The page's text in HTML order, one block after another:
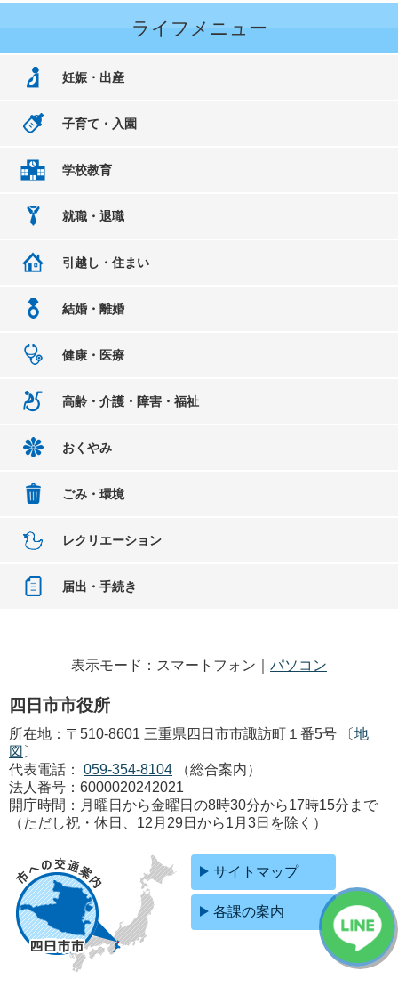
ライフメニュー
妊娠・出産
子育て・入園
学校教育
就職・退職
引越し・住まい
結婚・離婚
健康・医療
高齢・介護・障害・福祉
おくやみ
ごみ・環境
レクリエーション
届出・手続き
表示モード：スマートフォン｜ パソコン
四日市市役所
所在地：〒510-8601 三重県四日市市諏訪町１番5号 〔地
図 〕
代表電話：
059-354-8104
（総合案内）
法人番号：6000020242021
開庁時間：月曜日から金曜日の8時30分から17時15分まで
（ただし祝・休日、12月29日から1月3日を除く）
サイトマップ
各課の案内